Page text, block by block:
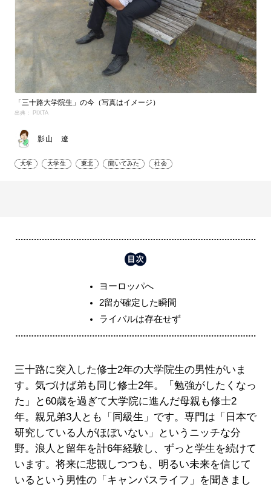
「三十路大学院生」の今（写真はイメージ）
出典： PIXTA
影山 遼
大学 大学生 東北 聞いてみた 社会
ヨーロッパへ
2留が確定した瞬間
ライバルは存在せず
三十路に突入した修士2年の大学院生の男性がいま
す。気づけば弟も同じ修士2年。「勉強がしたくなっ
た」と60歳を過ぎて大学院に進んだ母親も修士2
年。親兄弟3人とも「同級生」です。専門は「日本で
研究している人がほぼいない」というニッチな分
野。浪人と留年を計6年経験し、ずっと学生を続けて
います。将来に悲観しつつも、明るい未来を信じて
いるという男性の「キャンパスライフ」を聞きまし